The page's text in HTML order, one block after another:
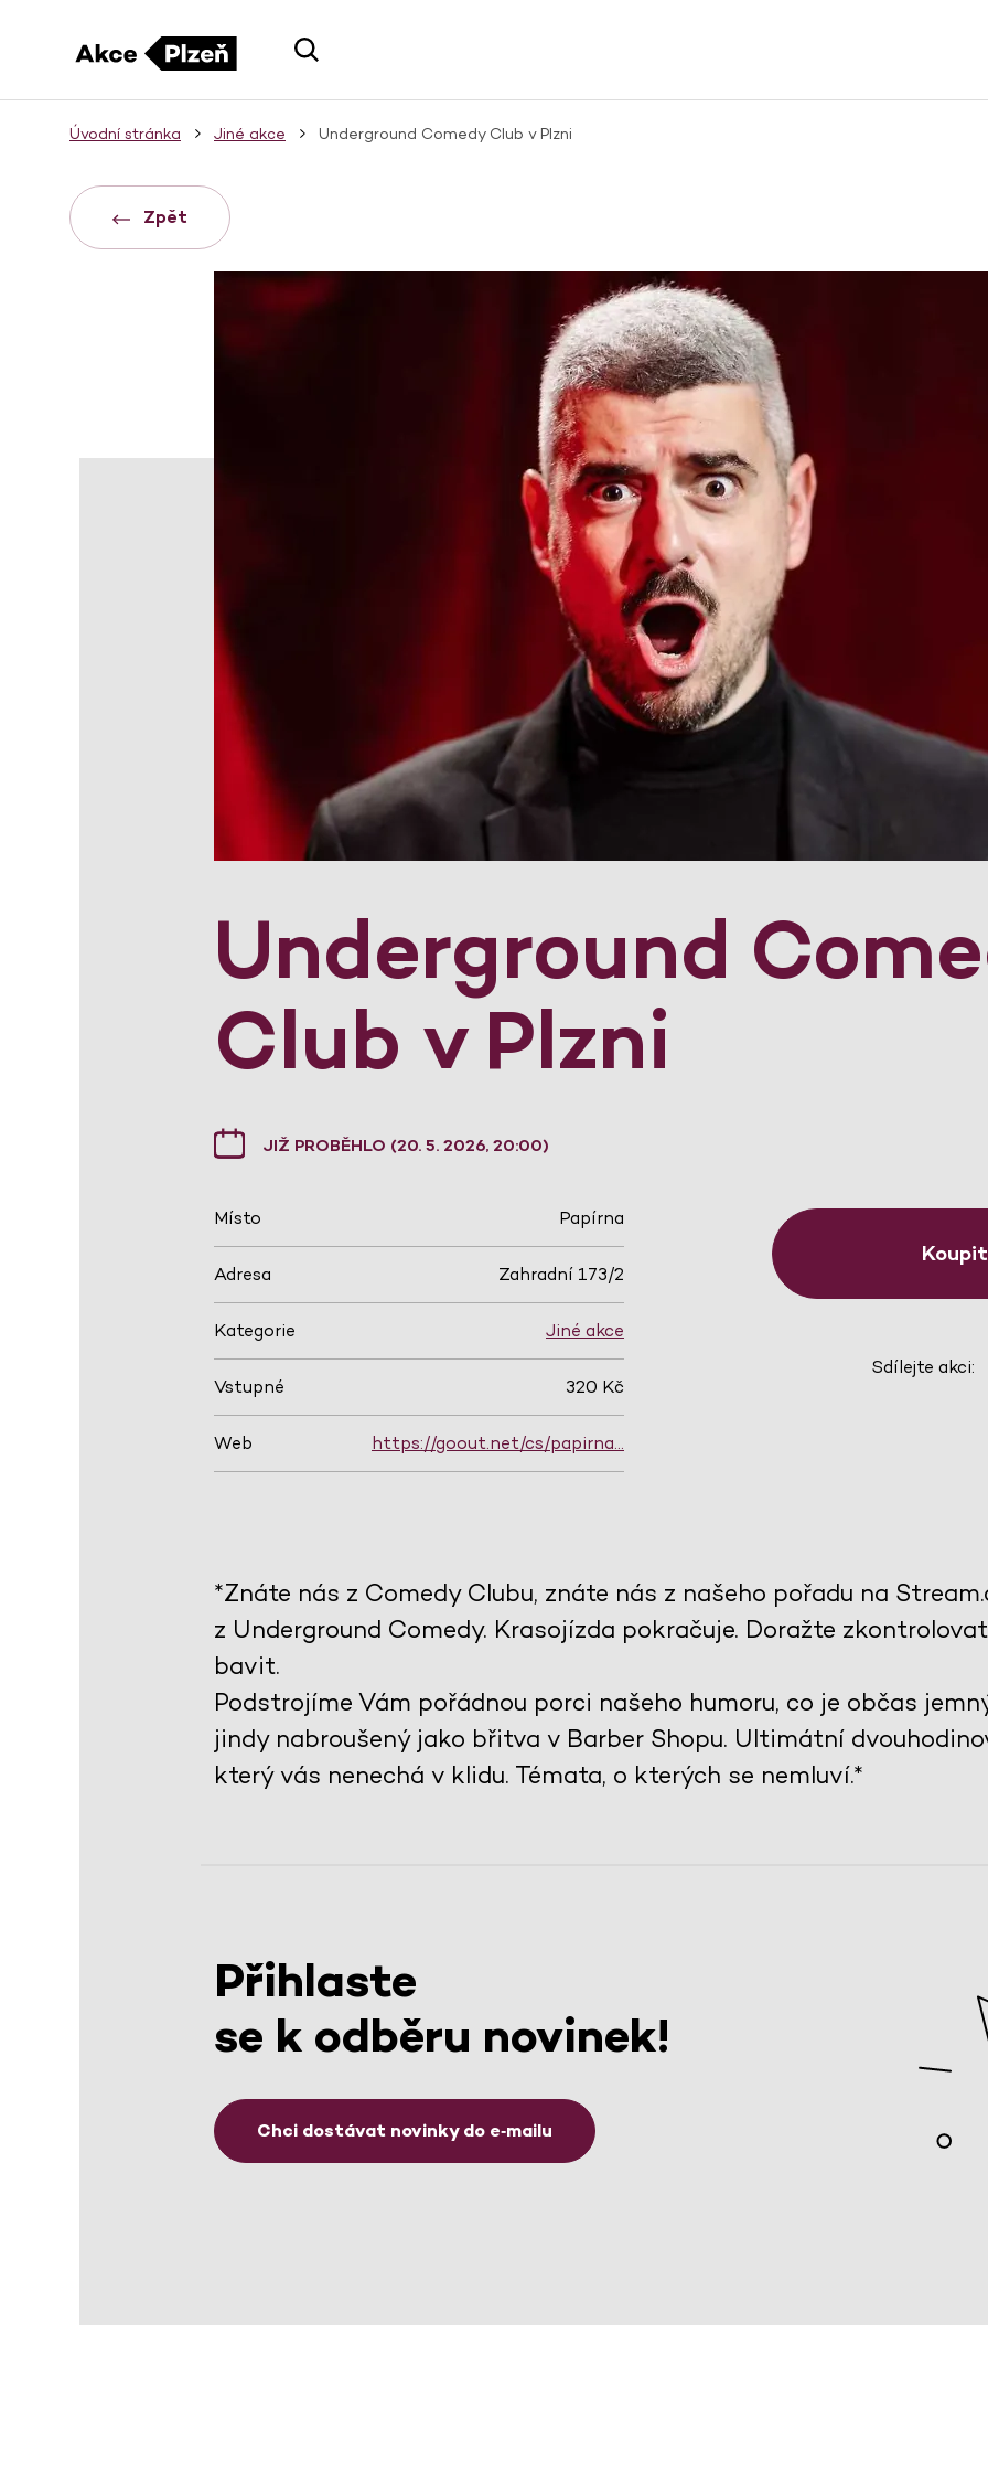
Úvodní stránka Jiné akce Underground Comedy Club v Plzni
Zpět
Underground
Club v Plzni
JIŽ PROBĚHLO (20. 5. 2026, 20:00)
Místo Papírna
Adresa Zahradní 173/2
Kategorie Jiné akce
Vstupné 320 Kč
Web https://goout.net/cs/papirna…
Sdílejte akci:
*Znáte nás z Comedy Clubu, znáte nás z našeho pořadu na
z Underground Comedy. Krasojízda pokračuje. Doražte
bavit.
Podstrojíme Vám pořádnou porci našeho humoru, co je občas
jindy nabroušený jako břitva v Barber Shopu. Ultimátní
který vás nenechá v klidu. Témata, o kterých se nemluví.*
Přihlaste
se k odběru novinek!
Chci dostávat novinky do e‑mailu